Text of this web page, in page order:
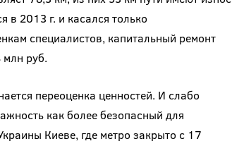
в 2013 г. и касался только
специалистов, капитальный ремонт
млн руб.
переоценка ценностей. И слабо
как более безопасный для
Киеве, где метро закрыто с 17